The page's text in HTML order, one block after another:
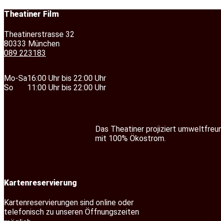
Theatiner Film
Theatinerstrasse 32
80333 München
089 223183
Mo-Sa
So
16:00 Uhr bis 22:00 Uhr
11:00 Uhr bis 22:00 Uhr
Das Theatiner projiziert
mit 100% Ökostrom.
Kartenreservierung
Kartenreservierungen sind online oder
telefonisch zu unseren Öffnungszeiten